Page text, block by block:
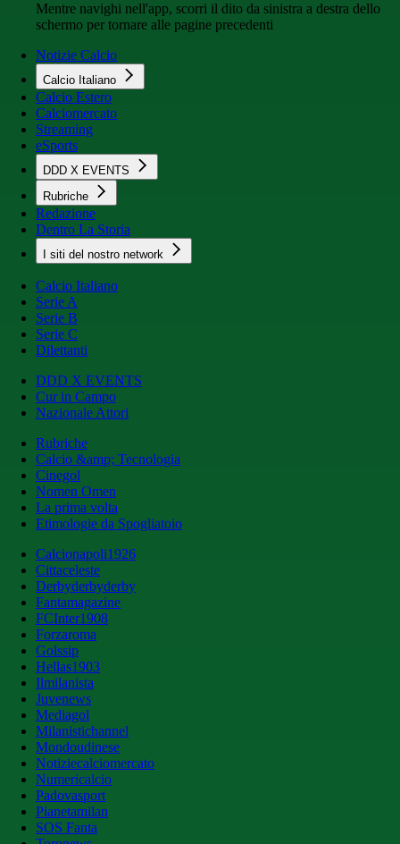
Mentre navighi nell'app, scorri il dito da sinistra a destra dello
schermo per tornare alle pagine precedenti
Notizie Calcio
Calcio Italiano
Calcio Estero
Calciomercato
Streaming
eSports
DDD X EVENTS
Rubriche
Redazione
Dentro La Storia
I siti del nostro network
Calcio Italiano
Serie A
Serie B
Serie C
Dilettanti
DDD X EVENTS
Cur in Campo
Nazionale Attori
Rubriche
Calcio &amp; Tecnologia
Cinegol
Nomen Omen
La prima volta
Etimologie da Spogliatoio
Calcionapoli1926
Cittaceleste
Derbyderbyderby
Fantamagazine
FCInter1908
Forzaroma
Golssip
Hellas1903
Ilmilanista
Juvenews
Mediagol
Milanistichannel
Mondoudinese
Notiziecalciomercato
Numericalcio
Padovasport
Pianetamilan
SOS Fanta